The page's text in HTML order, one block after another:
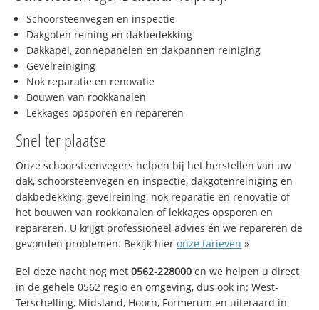
Schoorsteenvegen en inspectie
Dakgoten reining en dakbedekking
Dakkapel, zonnepanelen en dakpannen reiniging
Gevelreiniging
Nok reparatie en renovatie
Bouwen van rookkanalen
Lekkages opsporen en repareren
Snel ter plaatse
Onze schoorsteenvegers helpen bij het herstellen van uw
dak, schoorsteenvegen en inspectie, dakgotenreiniging en
dakbedekking, gevelreining, nok reparatie en renovatie of
het bouwen van rookkanalen of lekkages opsporen en
repareren. U krijgt professioneel advies én we repareren de
gevonden problemen. Bekijk hieronze tarieven »
Bel deze nacht nog met0562-228000 en we helpen u direct
in de gehele 0562 regio en omgeving, dus ook in: West-
Terschelling, Midsland, Hoorn, Formerum en uiteraard in